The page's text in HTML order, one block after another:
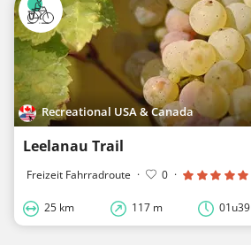
Recreational USA & Canada
Leelanau Trail
Freizeit Fahrradroute · 0 ·
25 km 117 m 01u39